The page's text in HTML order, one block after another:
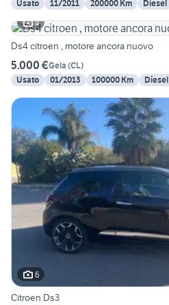
Usato
11/2011 200000 Km Diesel
4
Ds4 citroen , motore ancora nuovo
5.000 €Gela (CL)
Usato
01/2013 100000 Km Diesel
6
Citroen Ds3